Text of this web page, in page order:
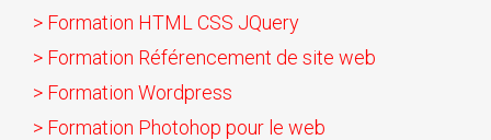
> Formation HTML CSS JQuery
> Formation Référencement de site web
> Formation Wordpress
> Formation Photohop pour le web